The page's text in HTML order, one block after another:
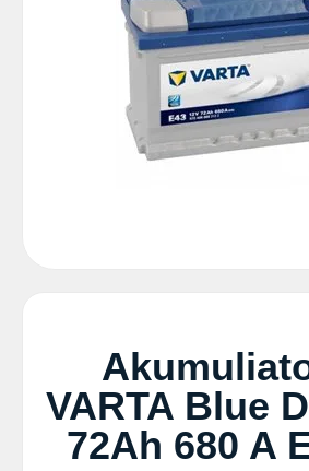
VARTA Blue
72Ah 680 A